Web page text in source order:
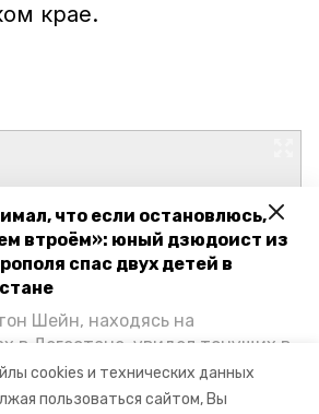
cookies и технических данных
пользоваться сайтом, Вы
что если остановлюсь,
втроём»: юный дзюдоист из
спас двух детей в
Шейн, находясь на
в Дегестане, увидел тонущих в
и бросился на помощь. По
отважного мальчика
крае.